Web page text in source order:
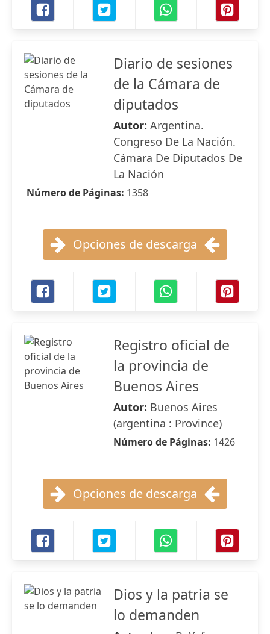
Diario de sesiones
de la Cámara de
diputados
Autor: Argentina.
Congreso De La Nación.
Cámara De Diputados De
La Nación
Número de Páginas: 1358
Opciones de descarga
Registro oficial de
la provincia de
Buenos Aires
Autor: Buenos Aires
(argentina : Province)
Número de Páginas: 1426
Opciones de descarga
Dios y la patria se
lo demanden